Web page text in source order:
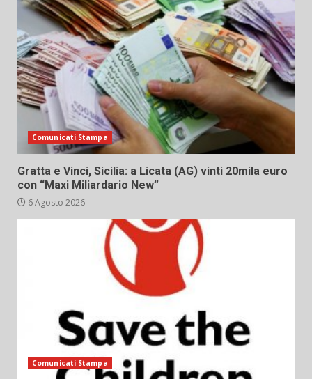
Comunicati Stampa
Gratta e Vinci, Sicilia: a Licata (AG) vinti 20mila euro
con “Maxi Miliardario New”
6 Agosto 2026
Comunicati Stampa